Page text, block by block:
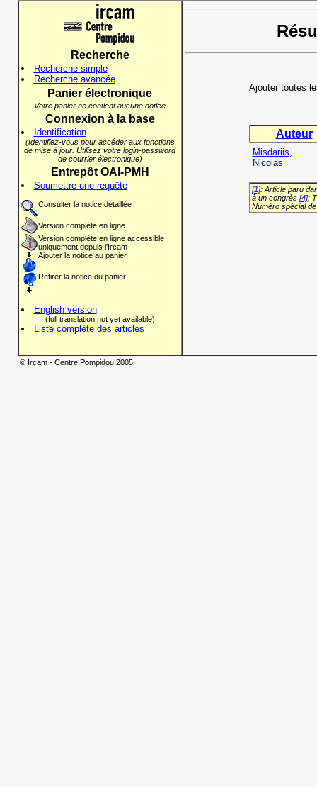
Recherche
Recherche simple
Recherche avancée
Panier électronique
Votre panier ne contient aucune notice
Connexion à la base
Identification
(Identifiez-vous pour accéder aux fonctions
de mise à jour. Utilisez votre login-password
de courrier électronique)
Entrepôt OAI-PMH
Soumettre une requête
Consulter la notice détaillée
Version complète en ligne
Version complète en ligne accessible
uniquement depuis l'Ircam
Ajouter la notice au panier
Retirer la notice du panier
English version
(full translation not yet available)
Liste complète des articles
Ajouter toutes
Auteur
Misdariis,
Nicolas
[1]: Article paru
à un congrès [4]:
Numéro spécial
© Ircam - Centre Pompidou 2005.